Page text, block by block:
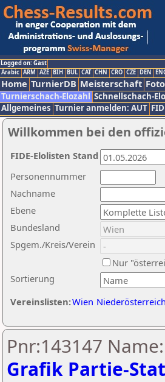
Logged on: Gast
Arabic ARM AZE BIH BUL CAT CHN CRO CZE DEN
Home TurnierDB Meisterschaft
Turnierschach-Elozahl Schnellschach-
Allgemeines Turnier anmelden: AUT
Willkommen bei den
Nachname
Ebene
Sortierung
Personennummer
Bundesland
Spgem./Kreis/Verein
Nur
Vereinslisten:Wien Niederösterreich
FIDE-Elolisten Stand
Pnr:143147
Grafik Partie-